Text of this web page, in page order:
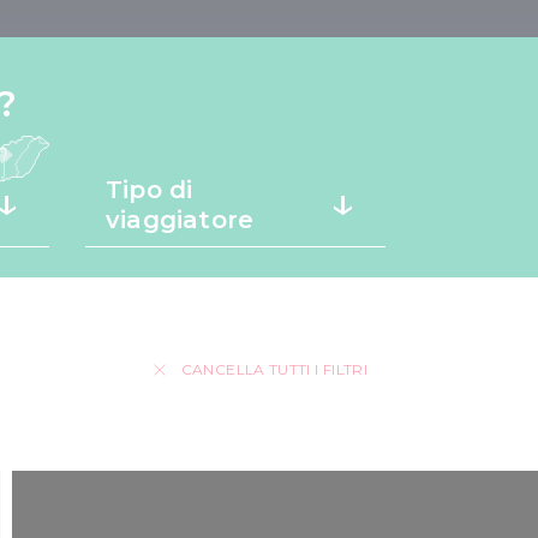
Tipo di
viaggiatore
CANCELLA TUTTI I FILTRI